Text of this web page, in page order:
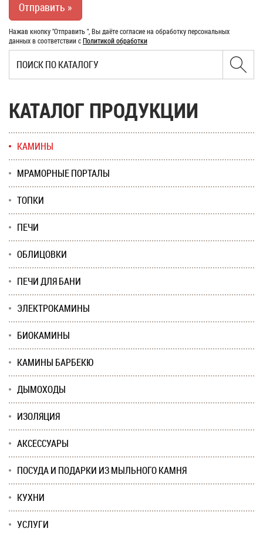
Нажав кнопку "Отправить ", Вы даёте согласие на обработку персональных
данных в соответствии сПолитикой обработки
КАТАЛОГ ПРОДУКЦИИ
КАМИНЫ
МРАМОРНЫЕ ПОРТАЛЫ
ТОПКИ
ПЕЧИ
ОБЛИЦОВКИ
ПЕЧИ ДЛЯ БАНИ
ЭЛЕКТРОКАМИНЫ
БИОКАМИНЫ
КАМИНЫ БАРБЕКЮ
ДЫМОХОДЫ
ИЗОЛЯЦИЯ
АКСЕССУАРЫ
ПОСУДА И ПОДАРКИ ИЗ МЫЛЬНОГО КАМНЯ
КУХНИ
УСЛУГИ